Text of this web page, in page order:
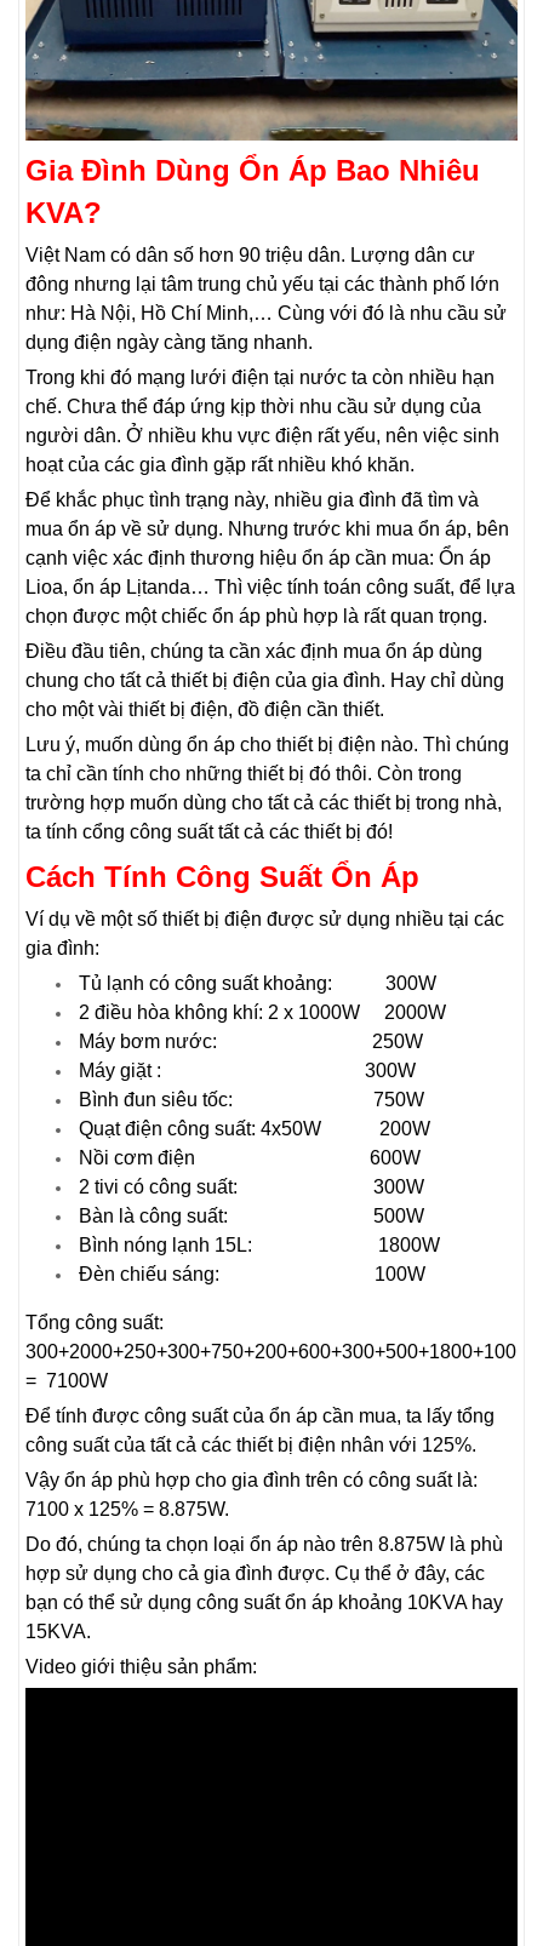
Gia Đình Dùng Ổn Áp Bao Nhiêu
KVA?
Việt Nam có dân số hơn 90 triệu dân. Lượng dân cư
đông nhưng lại tâm trung chủ yếu tại các thành phố lớn
như: Hà Nội, Hồ Chí Minh,… Cùng với đó là nhu cầu sử
dụng điện ngày càng tăng nhanh.
Trong khi đó mạng lưới điện tại nước ta còn nhiều hạn
chế. Chưa thể đáp ứng kịp thời nhu cầu sử dụng của
người dân. Ở nhiều khu vực điện rất yếu, nên việc sinh
hoạt của các gia đình gặp rất nhiều khó khăn.
Để khắc phục tình trạng này, nhiều gia đình đã tìm và
mua ổn áp về sử dụng. Nhưng trước khi mua ổn áp, bên
cạnh việc xác định thương hiệu ổn áp cần mua: Ổn áp
Lioa, ổn áp Lịtanda… Thì việc tính toán công suất, để lựa
chọn được một chiếc ổn áp phù hợp là rất quan trọng.
Điều đầu tiên, chúng ta cần xác định mua ổn áp dùng
chung cho tất cả thiết bị điện của gia đình. Hay chỉ dùng
cho một vài thiết bị điện, đồ điện cần thiết.
Lưu ý, muốn dùng ổn áp cho thiết bị điện nào. Thì chúng
ta chỉ cần tính cho những thiết bị đó thôi. Còn trong
trường hợp muốn dùng cho tất cả các thiết bị trong nhà,
ta tính cổng công suất tất cả các thiết bị đó!
Cách Tính Công Suất Ổn Áp
Ví dụ về một số thiết bị điện được sử dụng nhiều tại các
gia đình:
Tủ lạnh có công suất khoảng: 300W
2 điều hòa không khí: 2 x 1000W 2000W
Máy bơm nước: 250W
Máy giặt : 300W
Bình đun siêu tốc: 750W
Quạt điện công suất: 4x50W 200W
Nồi cơm điện 600W
2 tivi có công suất: 300W
Bàn là công suất: 500W
Bình nóng lạnh 15L: 1800W
Đèn chiếu sáng: 100W
Tổng công suất:
300+2000+250+300+750+200+600+300+500+1800+100
= 7100W
Để tính được công suất của ổn áp cần mua, ta lấy tổng
công suất của tất cả các thiết bị điện nhân với 125%.
Vậy ổn áp phù hợp cho gia đình trên có công suất là:
7100 x 125% = 8.875W.
Do đó, chúng ta chọn loại ổn áp nào trên 8.875W là phù
hợp sử dụng cho cả gia đình được. Cụ thể ở đây, các
bạn có thể sử dụng công suất ổn áp khoảng 10KVA hay
15KVA.
Video giới thiệu sản phẩm: